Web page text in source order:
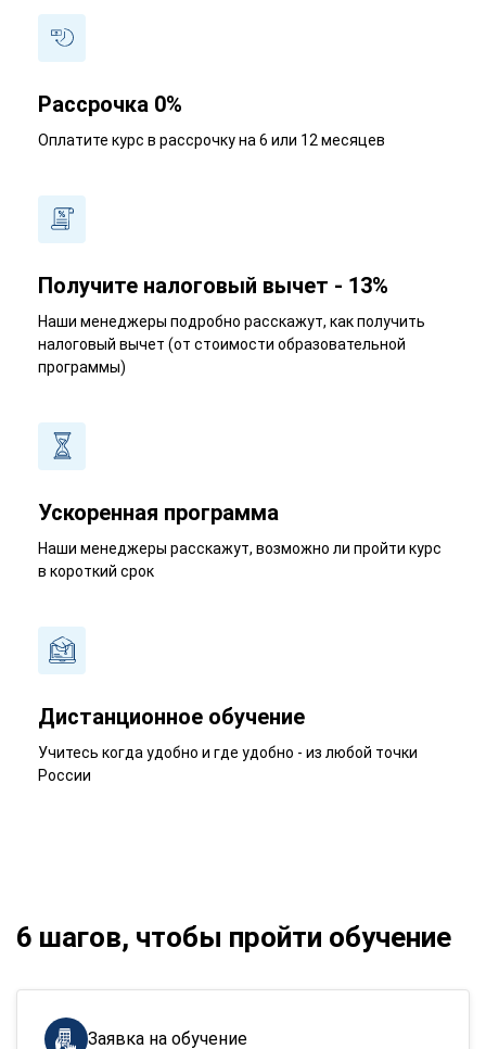
Рассрочка 0%
Оплатите курс в рассрочку на 6 или 12 месяцев
Получите налоговый вычет - 13%
Наши менеджеры подробно расскажут, как получить
налоговый вычет (от стоимости образовательной
программы)
Ускоренная программа
Наши менеджеры расскажут, возможно ли пройти курс
в короткий срок
Дистанционное обучение
Учитесь когда удобно и где удобно - из любой точки
России
6 шагов, чтобы пройти обучение
Заявка на обучение